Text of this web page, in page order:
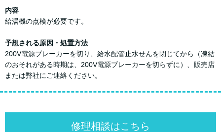
内容
給湯機の点検が必要です。
予想される原因・処置方法
200V電源ブレーカーを切り、給水配管止水せんを閉じてから（凍結
のおそれがある時期は、200V電源ブレーカーを切らずに）、販売店
または弊社にご連絡ください。
修理相談はこちら